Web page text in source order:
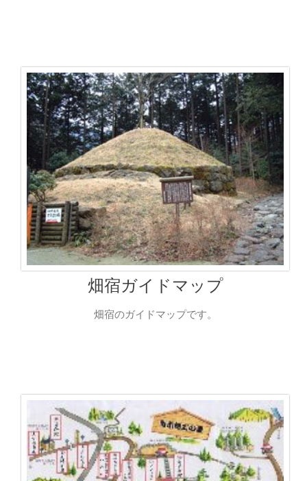
畑宿ガイドマップ
畑宿のガイドマップです。